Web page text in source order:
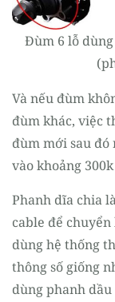
Đùm 6 lỗ
Và nếu đùm
đùm khác, việc
đùm mới sau
vào khoảng
Phanh dĩa chia
cable để
dùng hệ thống
thông số giống
dùng phanh